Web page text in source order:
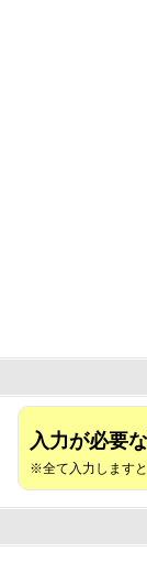
入力が必要
※全て入力します